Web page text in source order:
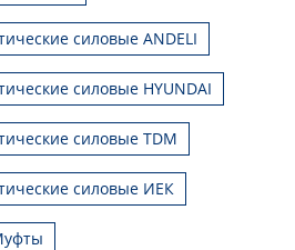
силовые ANDELI
силовые HYUNDAI
силовые TDM
силовые ИЕК